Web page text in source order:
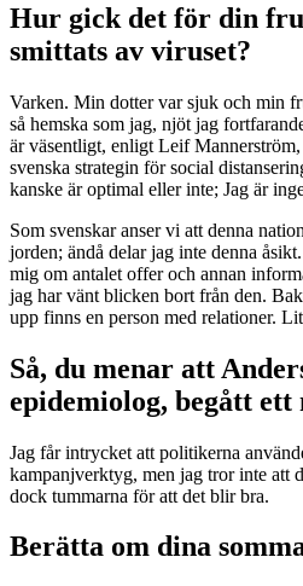
Hur gick det för din
smittats av viruset?
Varken. Min dotter var sjuk och min
så hemska som jag, njöt jag
är väsentligt, enligt Leif
svenska strategin för social
kanske är optimal eller inte; Jag är
Som svenskar anser vi att denna
jorden; ändå delar jag inte denna
mig om antalet offer och annan
jag har vänt blicken bort från den.
upp finns en person med relationer.
Så, du menar att
epidemiolog, begått ett
Jag får intrycket att politikerna
kampanjverktyg, men jag tror inte att
dock tummarna för att det blir bra.
Berätta om dina